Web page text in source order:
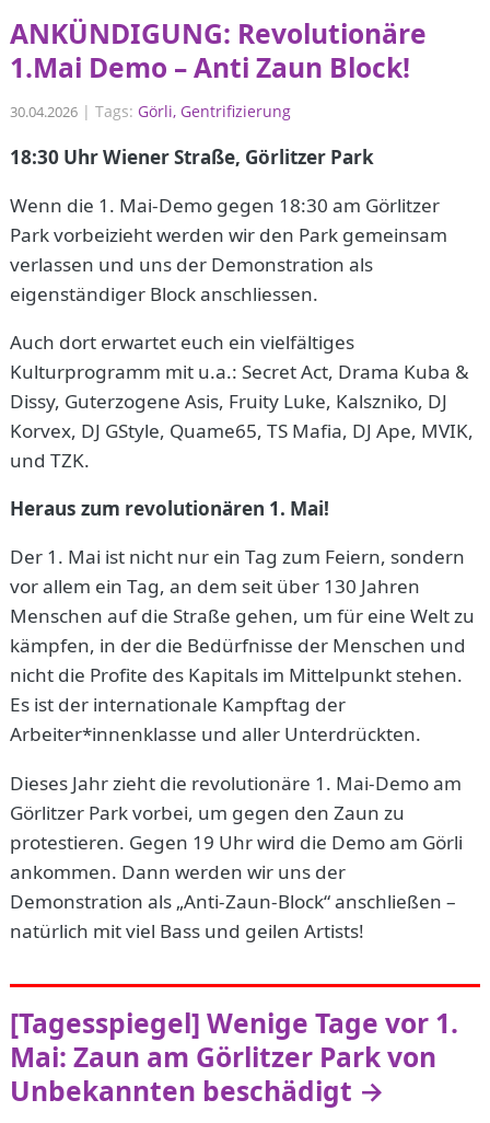
ANKÜNDIGUNG: Revolutionäre
1.Mai Demo – Anti Zaun Block!
30.04.2026 |Tags: Görli Gentrifizierung
18:30 Uhr Wiener Straße, Görlitzer Park
Wenn die 1. Mai-Demo gegen 18:30 am Görlitzer
Park vorbeizieht werden wir den Park gemeinsam
verlassen und uns der Demonstration als
eigenständiger Block anschliessen.
Auch dort erwartet euch ein vielfältiges
Kulturprogramm mit u.a.: Secret Act, Drama Kuba &
Dissy, Guterzogene Asis, Fruity Luke, Kalszniko, DJ
Korvex, DJ GStyle, Quame65, TS Mafia, DJ Ape, MVIK,
und TZK.
Heraus zum revolutionären 1. Mai!
Der 1. Mai ist nicht nur ein Tag zum Feiern, sondern
vor allem ein Tag, an dem seit über 130 Jahren
Menschen auf die Straße gehen, um für eine Welt zu
kämpfen, in der die Bedürfnisse der Menschen und
nicht die Profite des Kapitals im Mittelpunkt stehen.
Es ist der internationale Kampftag der
Arbeiter*innenklasse und aller Unterdrückten.
Dieses Jahr zieht die revolutionäre 1. Mai-Demo am
Görlitzer Park vorbei, um gegen den Zaun zu
protestieren. Gegen 19 Uhr wird die Demo am Görli
ankommen. Dann werden wir uns der
Demonstration als „Anti-Zaun-Block“ anschließen –
natürlich mit viel Bass und geilen Artists!
[Tagesspiegel] Wenige Tage vor 1.
Mai: Zaun am Görlitzer Park von
Unbekannten beschädigt →